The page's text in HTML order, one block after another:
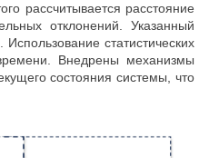
рассчитывается расстояние
отклонений. Указанный
статистических
Внедрены механизмы
состояния системы, что